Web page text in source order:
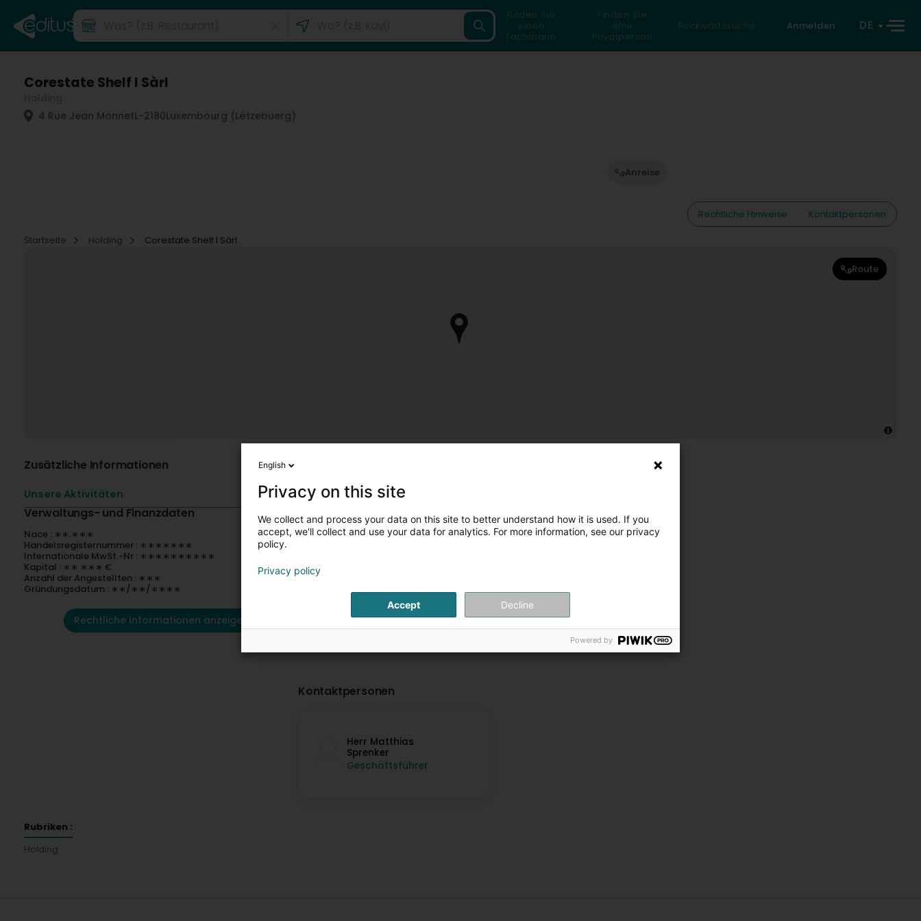
Finden Sie
einen
Fachmann
Finden Sie
eine
Privatperson
Rückwärtssuche Anmelden DE
Corestate Shelf I Sàrl
4 Rue Jean MonnetL-2180Luxembourg (Lëtzebuerg)
Anreise
Rechtliche Hinweise
Kontaktpersonen
Startseite
Holding Corestate Shelf I Sàrl
Route
Zusätzliche Informationen
Unsere Aktivitäten
Verwaltungs- und Finanzdaten
Nace : ∗∗.∗∗∗
Handelsregisternummer : ∗∗∗∗∗∗∗
Internationale MwSt.-Nr : ∗∗∗∗∗∗∗∗∗∗
Kapital : ∗∗ ∗∗∗ €
Anzahl der Angestellten : ∗∗∗
Gründungsdatum : ∗∗/∗∗/∗∗∗∗
Rechtliche Informationen anzeigen
Kontaktpersonen
Herr Matthias
Sprenker
Geschäftsführer
Rubriken :
Holding
English
Privacy on this site
We collect and process your data on this site to better understand how it is used. If you
accept, we'll collect and use your data for analytics. For more information, see our privacy
policy.
Privacy policy
Accept Decline
Powered by